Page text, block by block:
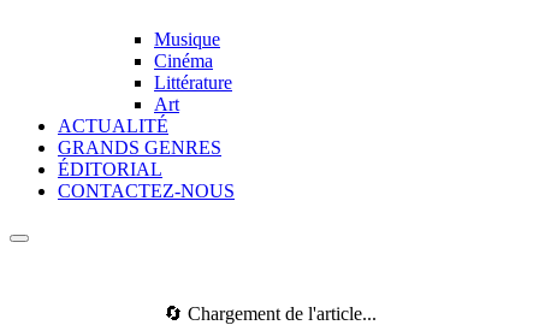
Musique
Cinéma
Littérature
Art
ACTUALITÉ
GRANDS GENRES
ÉDITORIAL
CONTACTEZ-NOUS
🔄 Chargement de l'article...